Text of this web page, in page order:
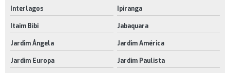
Rodinhas para móveis
Rodinhas para móveis comprar
Rodinhas para móveis preço
Rodízios giratórios para móveis
Interlagos Ipiranga
Itaim Bibi Jabaquara
Jardim Ângela Jardim América
Jardim Europa Jardim Paulista